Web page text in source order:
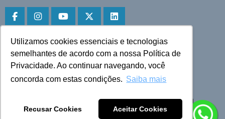
Utilizamos cookies essenciais e tecnologias
semelhantes de acordo com a nossa Política de
Privacidade. Ao continuar navegando, você
concorda com estas condições. Saiba mais
Recusar Cookies Aceitar Cookies
Faça download do aplicativo
Play Store e App Store
Todos os direitos reservados © 2025 Cruzeiro do Sul